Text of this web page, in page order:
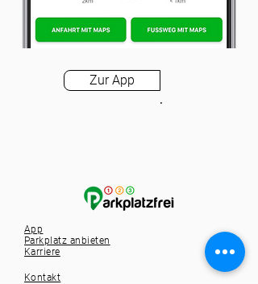
Zur App
App
Parkplatz anbieten
Karriere
Kontakt